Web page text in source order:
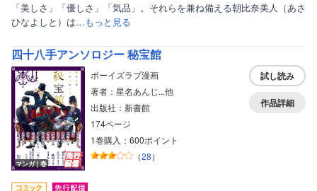
「美しさ」「優しさ」「気品」。それらを兼ね備える朝比奈美人（あさ
ひなよしと）は…もっと見る
四十八手アンソロジー 秘宝館
マンガ｜巻
ボーイズラブ漫画
著者：星名あんじ...他
出版社：新書館
174ページ
1巻購入：600ポイント
（28）
試し読み
作品詳細